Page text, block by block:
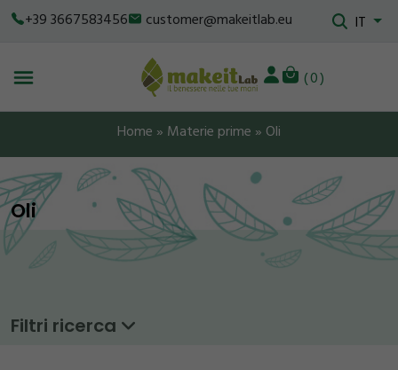
IT
+39 3667583456 customer@makeitlab.eu
0
Home » Materie prime » Oli
Oli
Filtri ricerca